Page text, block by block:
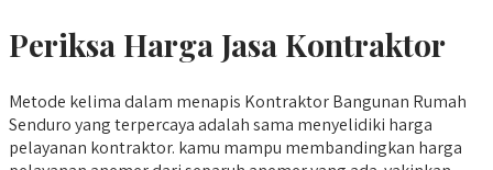
Periksa Harga Jasa Kontraktor
Metode kelima dalam menapis Kontraktor Bangunan Rumah
Senduro yang terpercaya adalah sama menyelidiki harga
pelayanan kontraktor. kamu mampu membandingkan harga